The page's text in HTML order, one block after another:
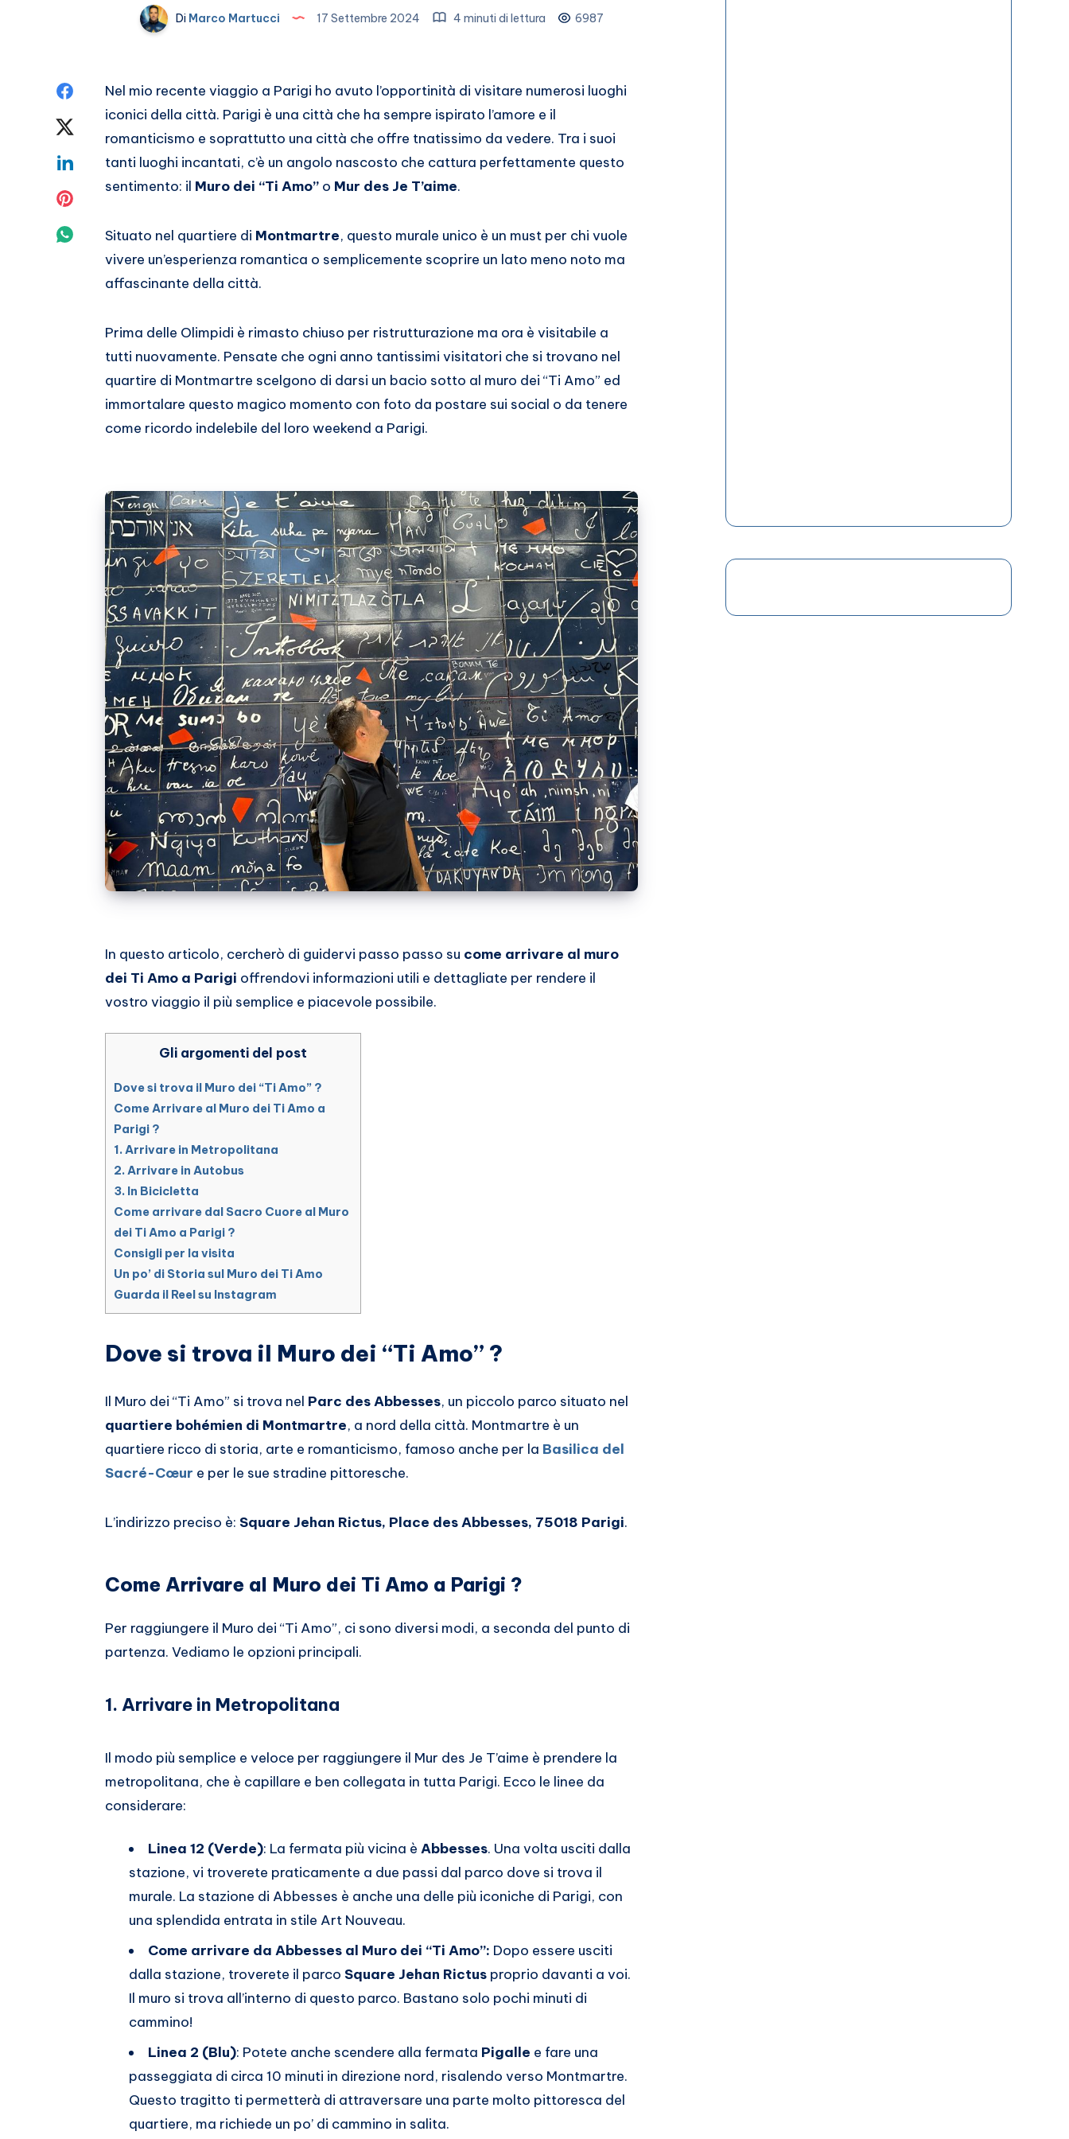
DiMarco Martucci 17 Settembre 2024 4 minuti di lettura 6987
Condividi
Facebook
Twitter
Condividi
Pinterest
Condividi
Nel mio recente viaggio a Parigi ho avuto l’opportinità di visitare numerosi luoghi
iconici della città. Parigi è una città che ha sempre ispirato l’amore e il
romanticismo e soprattutto una città che offre tnatissimo da vedere. Tra i suoi
tanti luoghi incantati, c’è un angolo nascosto che cattura perfettamente questo
sentimento: il Muro dei “Ti Amo” o Mur des Je T’aime.
Situato nel quartiere di Montmartre, questo murale unico è un must per chi vuole
vivere un’esperienza romantica o semplicemente scoprire un lato meno noto ma
affascinante della città.
Prima delle Olimpidi è rimasto chiuso per ristrutturazione ma ora è visitabile a
tutti nuovamente. Pensate che ogni anno tantissimi visitatori che si trovano nel
quartire di Montmartre scelgono di darsi un bacio sotto al muro dei “Ti Amo” ed
immortalare questo magico momento con foto da postare sui social o da tenere
come ricordo indelebile del loro weekend a Parigi.
In questo articolo, cercherò di guidervi passo passo su come arrivare al muro
dei Ti Amo a Parigi offrendovi informazioni utili e dettagliate per rendere il
vostro viaggio il più semplice e piacevole possibile.
Gli argomenti del post
Dove si trova il Muro dei “Ti Amo” ?
Come Arrivare al Muro dei Ti Amo a
Parigi ?
1. Arrivare in Metropolitana
2. Arrivare in Autobus
3. In Bicicletta
Come arrivare dal Sacro Cuore al Muro
dei Ti Amo a Parigi ?
Consigli per la visita
Un po’ di Storia sul Muro dei Ti Amo
Guarda il Reel su Instagram
Dove si trova il Muro dei “Ti Amo” ?
Il Muro dei “Ti Amo” si trova nel Parc des Abbesses, un piccolo parco situato nel
quartiere bohémien di Montmartre, a nord della città. Montmartre è un
quartiere ricco di storia, arte e romanticismo, famoso anche per la Basilica del
Sacré-Cœur e per le sue stradine pittoresche.
L’indirizzo preciso è: Square Jehan Rictus, Place des Abbesses, 75018 Parigi.
Come Arrivare al Muro dei Ti Amo a Parigi ?
Per raggiungere il Muro dei “Ti Amo”, ci sono diversi modi, a seconda del punto di
partenza. Vediamo le opzioni principali.
1. Arrivare in Metropolitana
Il modo più semplice e veloce per raggiungere il Mur des Je T’aime è prendere la
metropolitana, che è capillare e ben collegata in tutta Parigi. Ecco le linee da
considerare:
Linea 12 (Verde): La fermata più vicina è Abbesses. Una volta usciti dalla
stazione, vi troverete praticamente a due passi dal parco dove si trova il
murale. La stazione di Abbesses è anche una delle più iconiche di Parigi, con
una splendida entrata in stile Art Nouveau.
Come arrivare da Abbesses al Muro dei “Ti Amo”: Dopo essere usciti
dalla stazione, troverete il parco Square Jehan Rictus proprio davanti a voi.
Il muro si trova all’interno di questo parco. Bastano solo pochi minuti di
cammino!
Linea 2 (Blu): Potete anche scendere alla fermata Pigalle e fare una
passeggiata di circa 10 minuti in direzione nord, risalendo verso Montmartre.
Questo tragitto ti permetterà di attraversare una parte molto pittoresca del
quartiere, ma richiede un po’ di cammino in salita.